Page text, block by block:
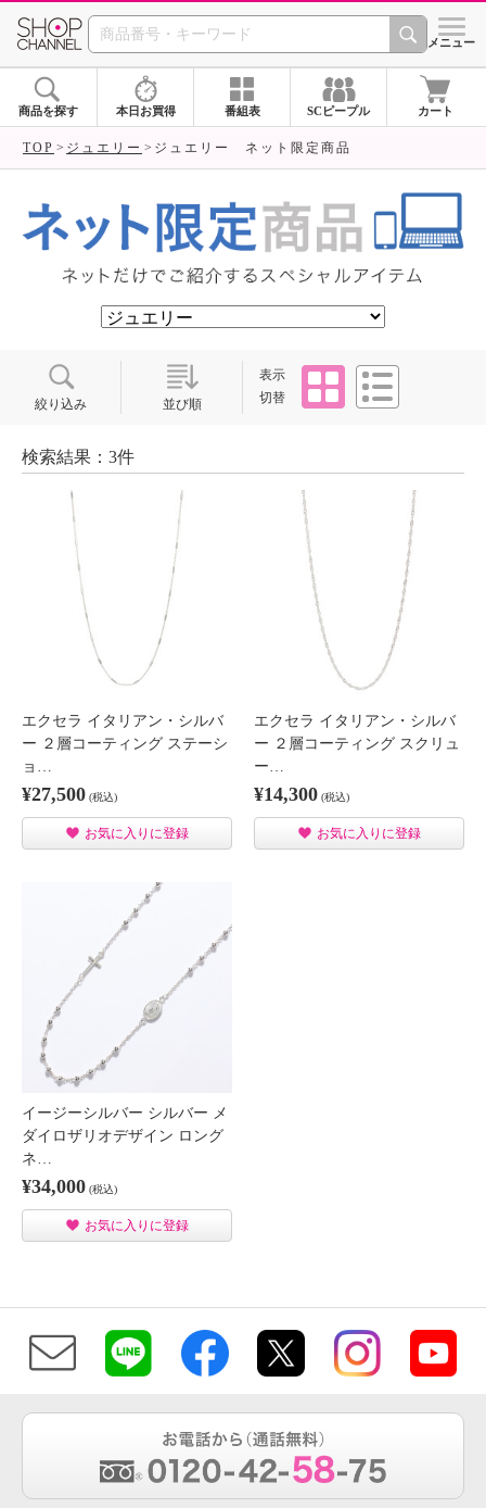
SHOP CHANNEL ショッ
メニュー
商品を探す 本日お買得 番組表 SCピープル カート
TOP ジュエリー ジュエリー ネット限定商品
絞り込み 並び順
表示
切替
タイル
検索結果：3件
エクセラ イタリアン・シルバ
ー ２層コーティング ステーシ
ョ…
¥27,500 (税込)
お気に入りに登録
エクセラ イタリアン・シルバ
ー ２層コーティング スクリュ
ー…
¥14,300 (税込)
お気に入りに登録
イージーシルバー シルバー メ
ダイロザリオデザイン ロング
ネ…
¥34,000 (税込)
お気に入りに登録